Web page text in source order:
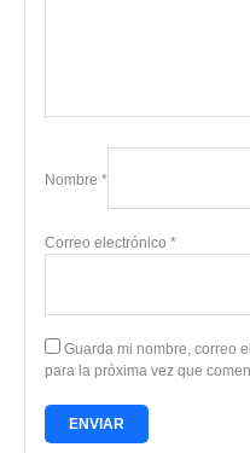
Nombre *
Correo electrónico *
Guarda mi nombre, correo
para la próxima vez que